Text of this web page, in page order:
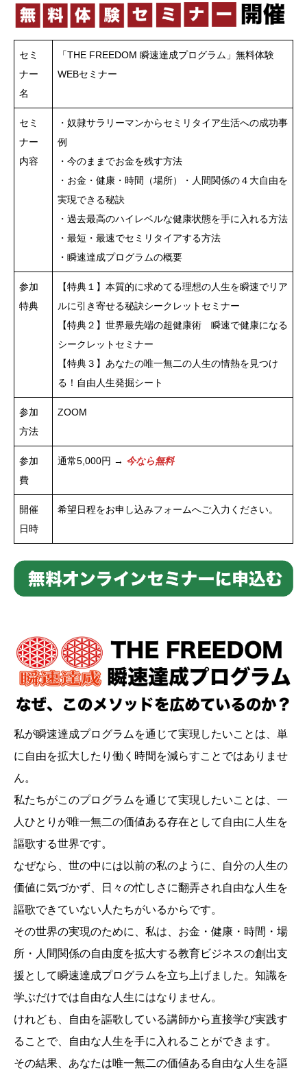
セミ
ナー
名
「THE FREEDOM 瞬速達成プログラム」無料体験
WEBセミナー
セミ
ナー
内容
・奴隷サラリーマンからセミリタイア生活への成功事
例
・今のままでお金を残す方法
・お金・健康・時間（場所）・人間関係の４大自由を
実現できる秘訣
・過去最高のハイレベルな健康状態を手に入れる方法
・最短・最速でセミリタイアする方法
・瞬速達成プログラムの概要
参加
特典
【特典１】本質的に求めてる理想の人生を瞬速でリア
ルに引き寄せる秘訣シークレットセミナー
【特典２】世界最先端の超健康術 瞬速で健康になる
シークレットセミナー
【特典３】あなたの唯一無二の人生の情熱を見つけ
る！自由人生発掘シート
参加
方法
ZOOM
参加
費
通常5,000円 → 今なら無料
開催
日時
希望日程をお申し込みフォームへご入力ください。
私が瞬速達成プログラムを通じて実現したいことは、単
に自由を拡大したり働く時間を減らすことではありませ
ん。
私たちがこのプログラムを通じて実現したいことは、一
人ひとりが唯一無二の価値ある存在として自由に人生を
謳歌する世界です。
なぜなら、世の中には以前の私のように、自分の人生の
価値に気づかず、日々の忙しさに翻弄され自由な人生を
謳歌できていない人たちがいるからです。
その世界の実現のために、私は、お金・健康・時間・場
所・人間関係の自由度を拡大する教育ビジネスの創出支
援として瞬速達成プログラムを立ち上げました。知識を
学ぶだけでは自由な人生にはなりません。
けれども、自由を謳歌している講師から直接学び実践す
ることで、自由な人生を手に入れることができます。
その結果、あなたは唯一無二の価値ある自由な人生を謳